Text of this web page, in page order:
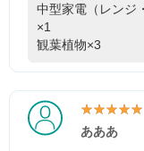
中型家電（レンジ
×1
観葉植物×3
★★★★★
★★★★★
あああ